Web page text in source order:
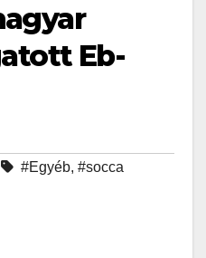
Eb-
#Egyéb, #socca